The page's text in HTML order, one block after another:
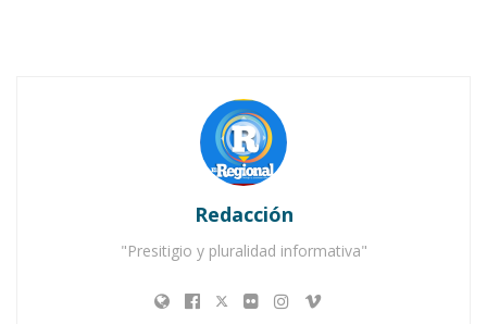
Ahuacatlán celebrá el día de Reyes con rosca y
Buena tarde taurina en Ahuacatlán
Redacción
"Presitigio y pluralidad informativa"